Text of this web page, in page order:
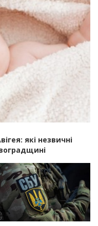
які незвичні